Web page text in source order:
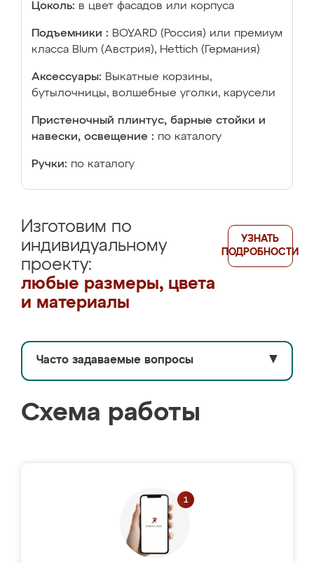
Цоколь: в цвет фасадов или корпуса
Подъемники : BOYARD (Россия) или премиум
класса Blum (Австрия), Hettich (Германия)
Аксессуары: Выкатные корзины,
бутылочницы, волшебные уголки, карусели
Пристеночный плинтус, барные стойки и
навески, освещение : по каталогу
Ручки: по каталогу
Изготовим по
индивидуальному
проекту:
любые размеры, цвета
и материалы
УЗНАТЬ
ПОДРОБНОСТИ
Часто задаваемые вопросы ▼
Схема работы